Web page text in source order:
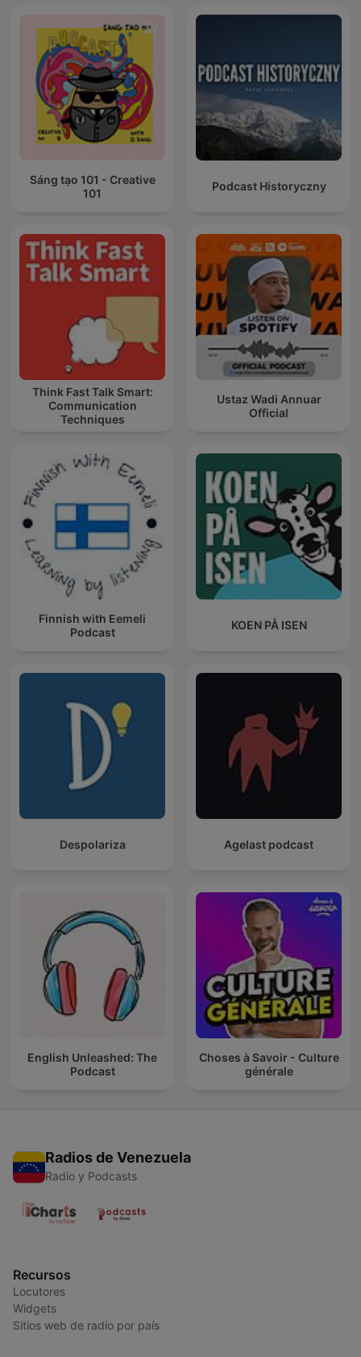
Sáng tạo 101 - Creative
101
Podcast Historyczny
Think Fast Talk Smart:
Communication
Techniques
Ustaz Wadi Annuar
Official
Finnish with Eemeli
Podcast
KOEN PÅ ISEN
Despolariza Agelast podcast
English Unleashed: The
Podcast
Choses à Savoir - Culture
générale
Radios de Venezuela
Radio y Podcasts
Recursos
Locutores
Widgets
Sitios web de radio por país